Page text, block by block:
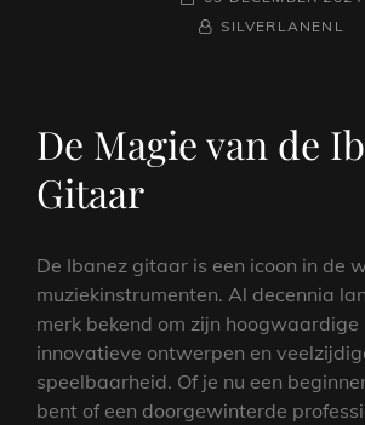
OPNAAMREGEL
BYLINE
SILVERLANENL
De Magie van de
Gitaar
De Ibanez gitaar is een icoon in de
muziekinstrumenten. Al decennia
merk bekend om zijn
innovatieve ontwerpen en
speelbaarheid. Of je nu een
bent of een doorgewinterde